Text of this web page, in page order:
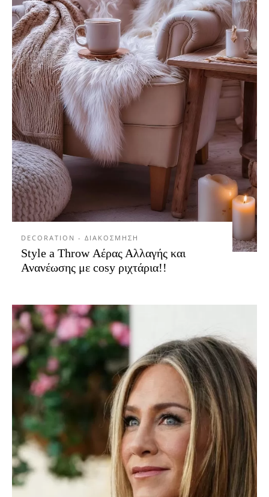
DECORATION - ΔΙΑΚΟΣΜΗΣΗ
Style a Throw Αέρας Αλλαγής και
Ανανέωσης με cosy ριχτάρια!!